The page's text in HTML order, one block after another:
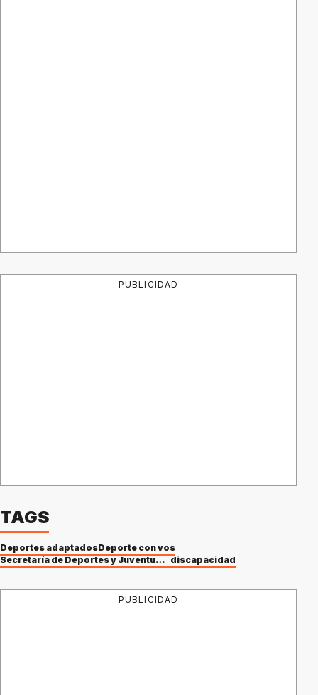
PUBLICIDAD
TAGS
Deportes adaptadosDeporte con vos
Secretaría de Deportes y Juventudes discapacidad
PUBLICIDAD